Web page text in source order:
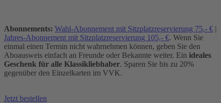
Abonnements: Wahl-Abonnement mit Sitzplatzreservierung 75,- € |
Jahres-Abonnement mit Sitzplatzreservierung 105,- €. Wenn Sie
einmal einen Termin nicht wahrnehmen können, geben Sie den
Aboausweis einfach an Freunde oder Bekannte weiter. Ein ideales
Geschenk für alle Klassikliebhaber. Sparen Sie bis zu 20%
gegenüber den Einzelkarten im VVK.
Jetzt bestellen